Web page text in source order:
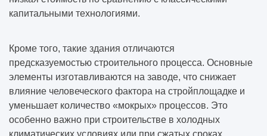
капитальными технологиями.
Кроме того, такие здания отличаются
предсказуемостью строительного процесса. Основные
элементы изготавливаются на заводе, что снижает
влияние человеческого фактора на стройплощадке и
уменьшает количество «мокрых» процессов. Это
особенно важно при строительстве в холодных
климатических условиях или при сжатых сроках